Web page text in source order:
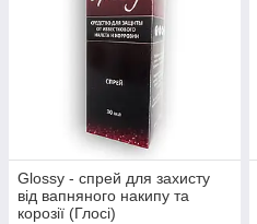
Glossy - спрей для захисту
від вапняного накипу та
корозії (Глосі)